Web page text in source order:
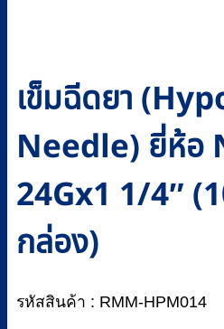
เข็มฉีดยา
Needle) ยี่ห้อ
24Gx1 1/4″
กล่อง)
รหัสสินค้า : RMM-HPM014